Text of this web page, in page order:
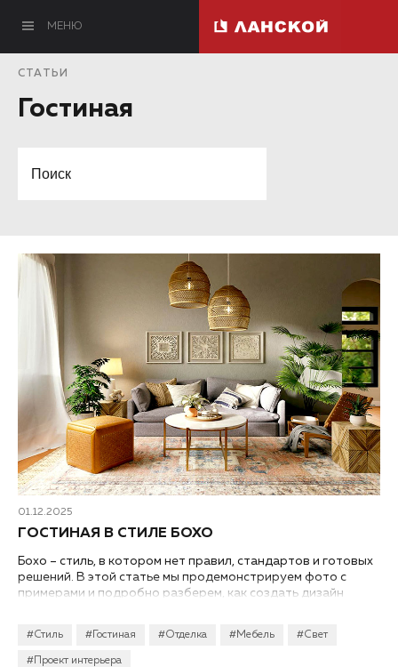
МЕНЮ
СТАТЬИ
Гостиная
01.12.2025
#Стиль #Гостиная #Отделка #Мебель #Свет
#Проект интерьера
ГОСТИНАЯ В СТИЛЕ БОХО
Бохо – стиль, в котором нет правил, стандартов и готовых
решений. В этой статье мы продемонстрируем фото с
примерами и подробно разберем, как создать дизайн